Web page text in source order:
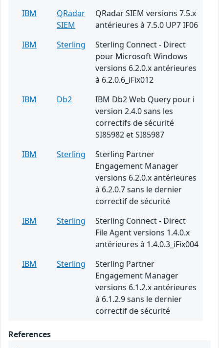
IBM
QRadar
SIEM
QRadar SIEM versions 7.5.x
antérieures à 7.5.0 UP7 IF06
IBM
Sterling
Sterling Connect - Direct
pour Microsoft Windows
versions 6.2.0.x antérieures
à 6.2.0.6_iFix012
IBM
Db2
IBM Db2 Web Query pour i
version 2.4.0 sans les
correctifs de sécurité
SI85982 et SI85987
IBM
Sterling
Sterling Partner
Engagement Manager
versions 6.2.0.x antérieures
à 6.2.0.7 sans le dernier
correctif de sécurité
IBM
Sterling
Sterling Connect - Direct
File Agent versions 1.4.0.x
antérieures à 1.4.0.3_iFix004
IBM
Sterling
Sterling Partner
Engagement Manager
versions 6.1.2.x antérieures
à 6.1.2.9 sans le dernier
correctif de sécurité
References